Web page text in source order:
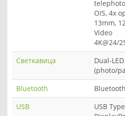
OIS, 4x
13mm,
Video
4K@24/
Светкавица
Dual-
(photo/
Bluetooth
USB
USB